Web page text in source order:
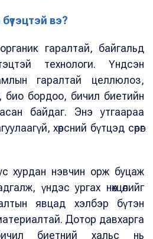
вэ?
гаралтай, байгальд
технологи. Үндсэн
гаралтай целлюлоз,
био бордоо, бичил биетийн
байдаг. Энэ утгаараа
хөрсний бүтцэд сөрөг
хурдан нэвчин орж буцаж
үндэс ургах нөхцөлийг
явцад хэлбэр бүтэн
Дотор давхарга
биетний хальс нь